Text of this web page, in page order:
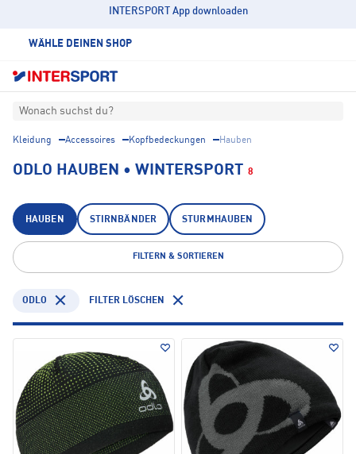
INTERSPORT App downloaden
WÄHLE DEINEN SHOP
Wonach suchst du?
Kleidung Accessoires Kopfbedeckungen Hauben
ODLO HAUBEN • WINTERSPORT 8
HAUBEN STIRNBÄNDER STURMHAUBEN
FILTERN & SORTIEREN
ODLO FILTER LÖSCHEN